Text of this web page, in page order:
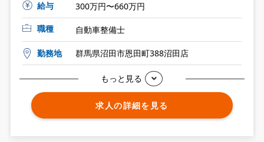
給与
300万円〜660万円
職種
自動車整備士
勤務地 群馬県沼田市恩田町388沼田店
もっと見る
求人の詳細を見る